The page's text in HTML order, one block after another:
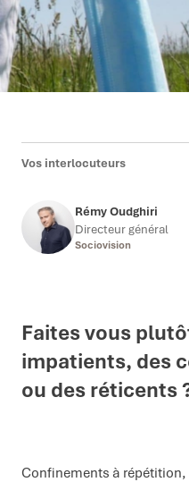
Vos interlocuteurs
Rémy Oudghiri
Directeur général
Sociovision
Faites vous
impatients, des
ou des réticents
Confinements à